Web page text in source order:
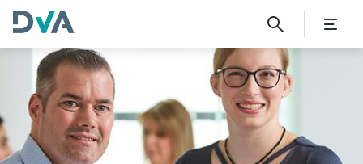
Spannende Zukunft? Aber